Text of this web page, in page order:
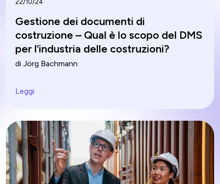
22/10/24
Gestione dei documenti di
costruzione – Qual è lo scopo del DMS
per l’industria delle costruzioni?
di Jörg Bachmann
Leggi